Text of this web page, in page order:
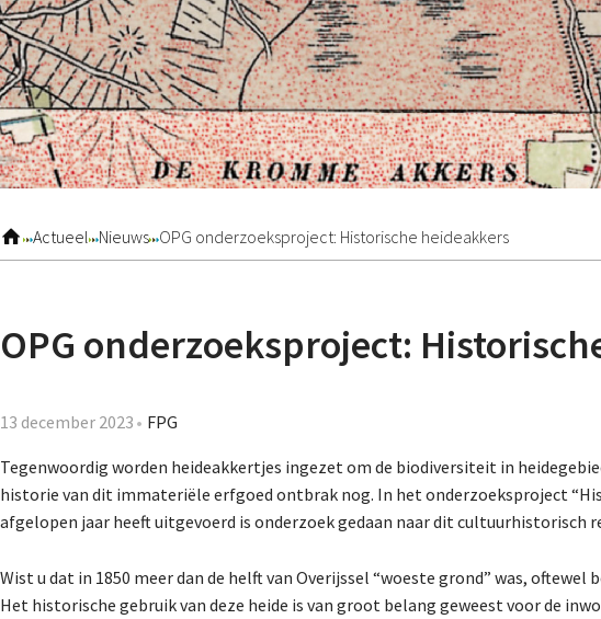
Actueel Nieuws OPG onderzoeksproject: Historische heideakkers
OPG onderzoeksproject:
13 december 2023 FPG
Tegenwoordig worden heideakkertjes ingezet om de biodiversiteit in
historie van dit immateriële erfgoed ontbrak nog. In het onderzoeksproject
afgelopen jaar heeft uitgevoerd is onderzoek gedaan naar dit cultuurhistorisch
Wist u dat in 1850 meer dan de helft van Overijssel “woeste grond” was,
Het historische gebruik van deze heide is van groot belang geweest voor de